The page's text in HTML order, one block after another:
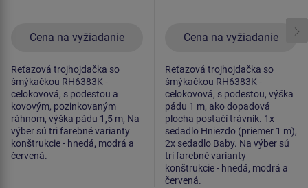
Cena na vyžiadanie
Reťazová trojhojdačka so
šmýkačkou RH6383K -
celokovová, s podestou a
kovovým, pozinkovaným
ráhnom, výška pádu 1,5 m, Na
výber sú tri farebné varianty
konštrukcie - hnedá, modrá a
červená.
Cena na vyžiadanie
Reťazová trojhojdačka so
šmýkačkou RH6383K -
celokovová, s podestou, výška
pádu 1 m, ako dopadová
plocha postačí trávnik. 1x
sedadlo Hniezdo (priemer 1 m),
2x sedadlo Baby. Na výber sú
tri farebné varianty
konštrukcie - hnedá, modrá a
červená.